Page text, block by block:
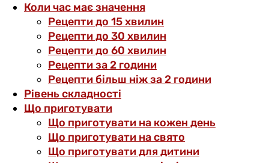
Коли час має значення
Рецепти до 15 хвилин
Рецепти до 30 хвилин
Рецепти до 60 хвилин
Рецепти за 2 години
Рецепти більш ніж за 2 години
Рівень складності
Що приготувати
Що приготувати на кожен день
Що приготувати на свято
Що приготувати для дитини